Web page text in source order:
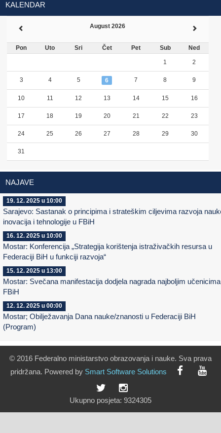
KALENDAR
August 2026
Pon Uto Sri Čet Pet Sub Ned
1 2
3 4 5 6 7 8 9
10 11 12 13 14 15 16
17 18 19 20 21 22 23
24 25 26 27 28 29 30
31
NAJAVE
19. 12. 2025 u 10:00
Sarajevo: Sastanak o principima i strateškim ciljevima razvoja
inovacija i tehnologije u FBiH
16. 12. 2025 u 10:00
Mostar: Konferencija „Strategija korištenja istraživačkih resursa u
Federaciji BiH u funkciji razvoja“
15. 12. 2025 u 13:00
Mostar: Svečana manifestacija dodjela nagrada najboljim
FBiH
12. 12. 2025 u 00:00
Mostar; Obilježavanja Dana nauke/znanosti u Federaciji BiH
(Program)
© 2016 Federalno ministarstvo obrazovanja i nauke. Sva prava
pridržana. Powered by Smart Software Solutions
Ukupno posjeta: 9324305